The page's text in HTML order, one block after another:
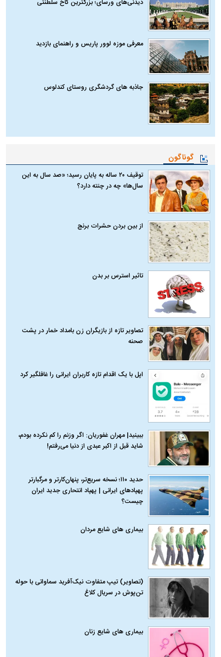
دیدنی‌های ورسای؛ بزرگترین کاخ سلطنتی
معرفی موزه لوور پاریس و راهنمای بازدید
جاذبه های گردشگری روستای کندلوس
گوناگون
توقیف ۲۰ ساله به پایان رسید؛ «صد سال به این
سال‌ها» چه در چنته دارد؟
از بین بردن حشرات برنج
تاثیر استرس بر بدن
تصاویر تازه از بازیگران زن بامداد خمار در پشت
صحنه
اپل با یک اقدام تازه کاربران ایرانی را غافلگیر کرد
ببینید| مهران غفوریان: اگر وزنم را کم نکرده بودم،
شاید قبل از اکبر عبدی از دنیا می‌رفتم!
حدید ۱۱۰؛ نسخه سریع‌تر، پنهان‌کارتر و مرگبارتر
پهپادهای ایرانی | پهپاد انتحاری جدید ایران
چیست؟
بیماری‌ های شایع مردان
(تصاویر) تیپ متفاوت نیک‌آفرید سماواتی با حوله
تن‌پوش در سریال کلاغ
بیماری‌ های شایع زنان